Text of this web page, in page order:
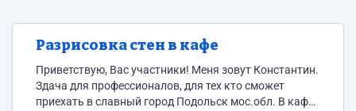
Разрисовка стен в кафе
Приветствую, Вас участники! Меня зовут Константин.
Здача для профессионалов, для тех кто сможет
приехать в славный город Подольск мос.обл. В кафе